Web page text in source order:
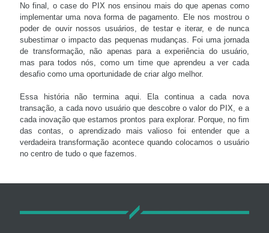
No final, o case do PIX nos ensinou mais do que apenas como
implementar uma nova forma de pagamento. Ele nos mostrou o
poder de ouvir nossos usuários, de testar e iterar, e de nunca
subestimar o impacto das pequenas mudanças. Foi uma jornada
de transformação, não apenas para a experiência do usuário,
mas para todos nós, como um time que aprendeu a ver cada
desafio como uma oportunidade de criar algo melhor.
Essa história não termina aqui. Ela continua a cada nova
transação, a cada novo usuário que descobre o valor do PIX, e a
cada inovação que estamos prontos para explorar. Porque, no fim
das contas, o aprendizado mais valioso foi entender que a
verdadeira transformação acontece quando colocamos o usuário
no centro de tudo o que fazemos.